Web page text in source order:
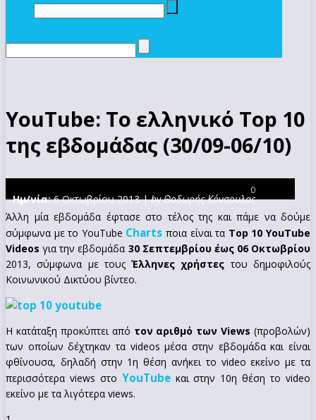
YouTube: Το ελληνικό Top 10
της εβδομάδας (30/09-06/10)
Ημ/νία:6 Οκτωβρίου 2013 |by Θοδωρής Κόνσουλας
0
Άλλη μία εβδομάδα έφτασε στο τέλος της και πάμε να δούμε
σύμφωνα με το YouTube Charts ποια είναι τα Top 10 YouTube
Videos για την εβδομάδα 30 Σεπτεμβρίου έως 06 Οκτωβρίου
2013, σύμφωνα με τουςΈλληνες χρήστες του δημοφιλούς
Κοινωνικού Δικτύου βίντεο.
Η κατάταξη προκύπτει από τον αριθμό των Views (προβολών)
των οποίων δέχτηκαν τα videos μέσα στην εβδομάδα και είναι
φθίνουσα, δηλαδή στην 1η θέση ανήκει το video εκείνο με τα
περισσότερα views στο YouTubeκαι στην 10η θέση το video
εκείνο με τα λιγότερα views.